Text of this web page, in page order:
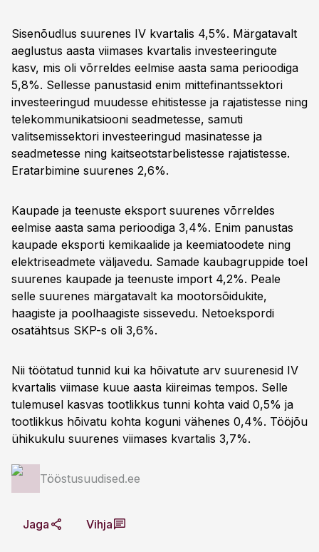
Sisenõudlus suurenes IV kvartalis 4,5%. Märgatavalt
aeglustus aasta viimases kvartalis investeeringute
kasv, mis oli võrreldes eelmise aasta sama perioodiga
5,8%. Sellesse panustasid enim mittefinantssektori
investeeringud muudesse ehitistesse ja rajatistesse ning
telekommunikatsiooni seadmetesse, samuti
valitsemissektori investeeringud masinatesse ja
seadmetesse ning kaitseotstarbelistesse rajatistesse.
Eratarbimine suurenes 2,6%.
Kaupade ja teenuste eksport suurenes võrreldes
eelmise aasta sama perioodiga 3,4%. Enim panustas
kaupade eksporti kemikaalide ja keemiatoodete ning
elektriseadmete väljavedu. Samade kaubagruppide toel
suurenes kaupade ja teenuste import 4,2%. Peale
selle suurenes märgatavalt ka mootorsõidukite,
haagiste ja poolhaagiste sissevedu. Netoekspordi
osatähtsus SKP-s oli 3,6%.
Nii töötatud tunnid kui ka hõivatute arv suurenesid IV
kvartalis viimase kuue aasta kiireimas tempos. Selle
tulemusel kasvas tootlikkus tunni kohta vaid 0,5% ja
tootlikkus hõivatu kohta koguni vähenes 0,4%. Tööjõu
ühikukulu suurenes viimases kvartalis 3,7%.
Tööstusuudised.ee
Jaga Vihja